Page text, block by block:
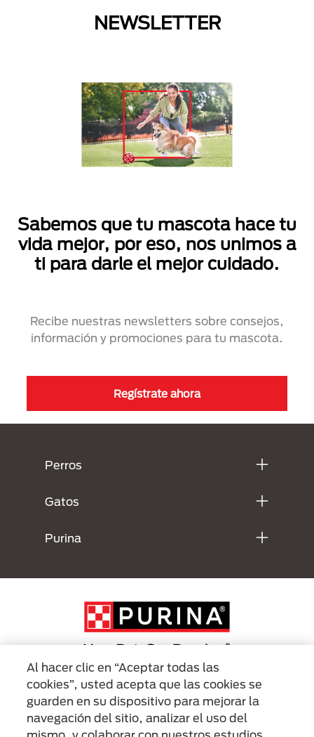
NEWSLETTER
Sabemos que tu mascota hace tu
vida mejor, por eso, nos unimos a
ti para darle el mejor cuidado.
Recibe nuestras newsletters sobre consejos,
información y promociones para tu mascota.
Regístrate ahora
Perros
Gatos
Purina
Menu Footer Secundario Purina
Al hacer clic en “Aceptar todas las
cookies”, usted acepta que las cookies se
guarden en su dispositivo para mejorar la
navegación del sitio, analizar el uso del